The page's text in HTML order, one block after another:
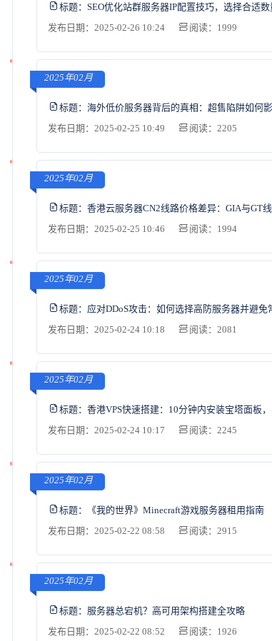
标题： SEO优化站群服务器IP配置技巧，选择合适
发布日期：2025-02-26 10:24
阅读：1999
2025年02月
标题： 海外低价服务器背后的真相：超售陷阱如何影
发布日期：2025-02-25 10:49
阅读：2205
2025年02月
标题： 香港云服务器CN2线路价格差异：GIA与GT线
发布日期：2025-02-25 10:46
阅读：1994
2025年02月
标题： 应对DDoS攻击：如何选择高防服务器并避免
发布日期：2025-02-24 10:18
阅读：2081
2025年02月
标题： 香港VPS快速搭建：10分钟内安装宝塔面板
发布日期：2025-02-24 10:17
阅读：2245
2025年02月
标题：
《我的世界》Minecraft游戏服务器租用指南
发布日期：2025-02-22 08:58
阅读：2915
2025年02月
标题： 服务器总宕机？高可用架构搭建全攻略
发布日期：2025-02-22 08:52
阅读：1926